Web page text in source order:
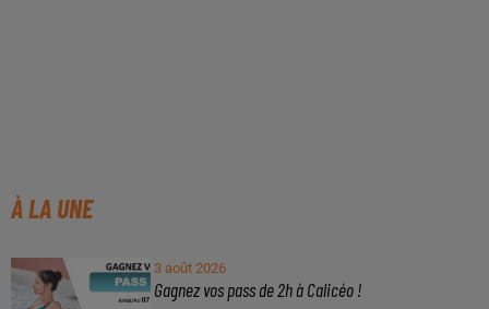
À LA UNE
3 août 2026
Gagnez vos pass de 2h à Calicéo !